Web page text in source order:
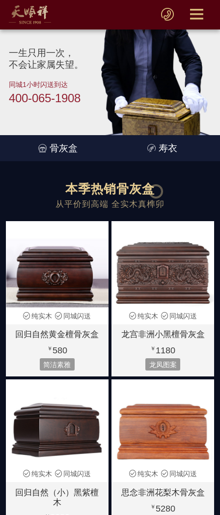
一生只用一次，
不会让家属失望。
同城1小时闪送到达
400-065-1908
骨灰盒 寿衣
本季热销骨灰盒
从平价到高端 全实木真榫卯
纯实木 同城闪送
回归自然黄金檀骨灰盒
￥ 580
简洁素雅
纯实木 同城闪送
龙宫非洲小黑檀骨灰盒
￥ 1180
龙凤图案
纯实木 同城闪送
回归自然（小）黑紫檀
木
纯实木 同城闪送
思念非洲花梨木骨灰盒
￥ 5280